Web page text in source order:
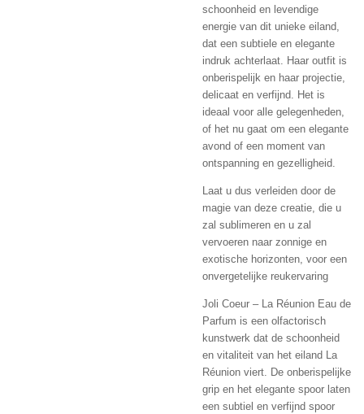
schoonheid en levendige
energie van dit unieke eiland,
dat een subtiele en elegante
indruk achterlaat. Haar outfit is
onberispelijk en haar projectie,
delicaat en verfijnd. Het is
ideaal voor alle gelegenheden,
of het nu gaat om een ​​elegante
avond of een moment van
ontspanning en gezelligheid.
Laat u dus verleiden door de
magie van deze creatie, die u
zal sublimeren en u zal
vervoeren naar zonnige en
exotische horizonten, voor een
onvergetelijke reukervaring
Joli Coeur – La Réunion Eau de
Parfum is een olfactorisch
kunstwerk dat de schoonheid
en vitaliteit van het eiland La
Réunion viert. De onberispelijke
grip en het elegante spoor laten
een subtiel en verfijnd spoor